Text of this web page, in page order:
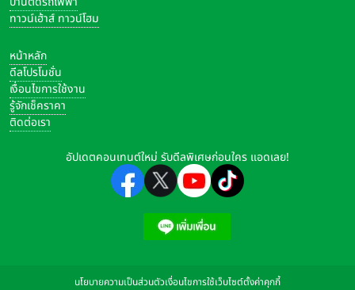
ทาวน์เฮ้าส์ ทาวน์โฮม
หน้าหลัก
ดีลโปรโมชั่น
เงื่อนไขการใช้งาน
รู้จักเช็คราคา
ติดต่อเรา
อัปเดตคอนเทนต์ใหม่ รับดีลพิเศษก่อนใคร แอดเลย!
นโยบายความเป็นส่วนตัวเงื่อนไขการใช้เว็บไซต์ตั้งค่าคุกกี้